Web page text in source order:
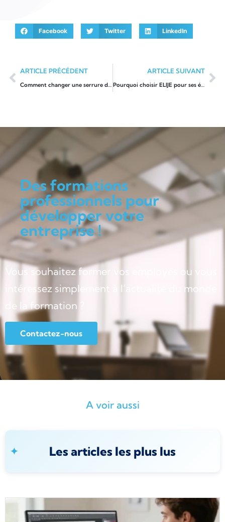
Facebook Twitter LinkedIn
ARTICLE PRÉCÉDENT
Comment changer une serrure de boite aux lettres?
ARTICLE SUIVANT
Pourquoi choisir ELIJE pour ses études de droit à Montpellier ?
Des formations
professionnels pour
développer votre
entreprise !
Vous souhaitez former vos employés ou vous
intéressez simplement à l’actualité du monde
de la formation ?
Contactez-nous
A voir aussi
Les articles les plus lus